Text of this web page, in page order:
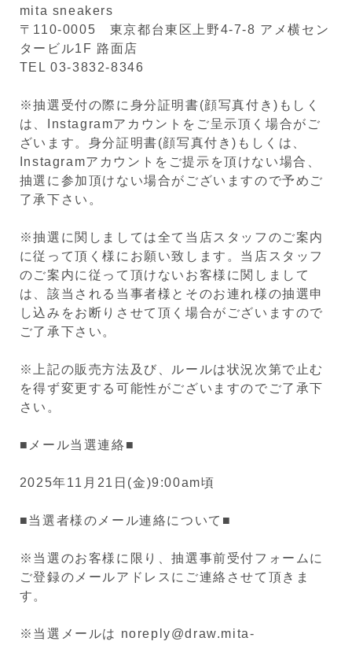
mita sneakers
〒110-0005 東京都台東区上野4-7-8 アメ横セン
タービル1F 路面店
TEL 03-3832-8346
※抽選受付の際に身分証明書(顔写真付き)もしく
は、Instagramアカウントをご呈示頂く場合がご
ざいます。身分証明書(顔写真付き)もしくは、
Instagramアカウントをご提示を頂けない場合、
抽選に参加頂けない場合がございますので予めご
了承下さい。
※抽選に関しましては全て当店スタッフのご案内
に従って頂く様にお願い致します。当店スタッフ
のご案内に従って頂けないお客様に関しまして
は、該当される当事者様とそのお連れ様の抽選申
し込みをお断りさせて頂く場合がございますので
ご了承下さい。
※上記の販売方法及び、ルールは状況次第で止む
を得ず変更する可能性がございますのでご了承下
さい。
■メール当選連絡■
2025年11月21日(金)9:00am頃
■当選者様のメール連絡について■
※当選のお客様に限り、抽選事前受付フォームに
ご登録のメールアドレスにご連絡させて頂きま
す。
※当選メールは noreply@draw.mita-